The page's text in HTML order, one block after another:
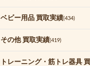
ベビー用品 買取実績(434)
その他 買取実績(419)
トレーニング・筋トレ器具